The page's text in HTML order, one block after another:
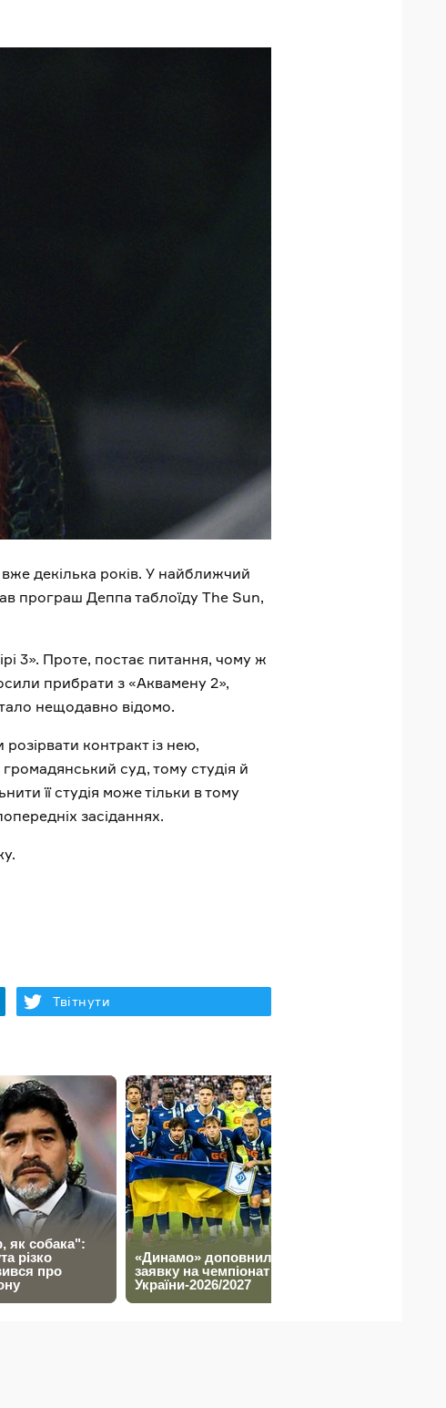
декілька років. У найближчий
програш Деппа таблоїду The Sun,
3». Проте, постає питання, чому ж
прибрати з «Аквамену 2»,
нещодавно відомо.
контракт із нею,
суд, тому студія й
її студія може тільки в тому
засіданнях.
Твітнути